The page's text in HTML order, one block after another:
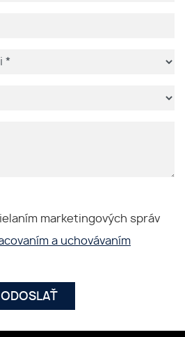
marketingových správ
a uchovávaním